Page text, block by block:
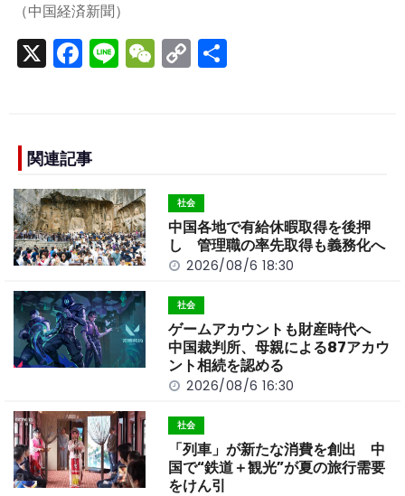
（中国経済新聞）
X F
e
b
o
o
k
Li W C
n
k
関連記事
社会
中国各地で有給休暇取得を後押
し 管理職の率先取得も義務化へ
2026/08/6 18:30
社会
ゲームアカウントも財産時代へ
中国裁判所、母親による87アカウ
ント相続を認める
2026/08/6 16:30
社会
「列車」が新たな消費を創出 中
国で“鉄道＋観光”が夏の旅行需要
をけん引